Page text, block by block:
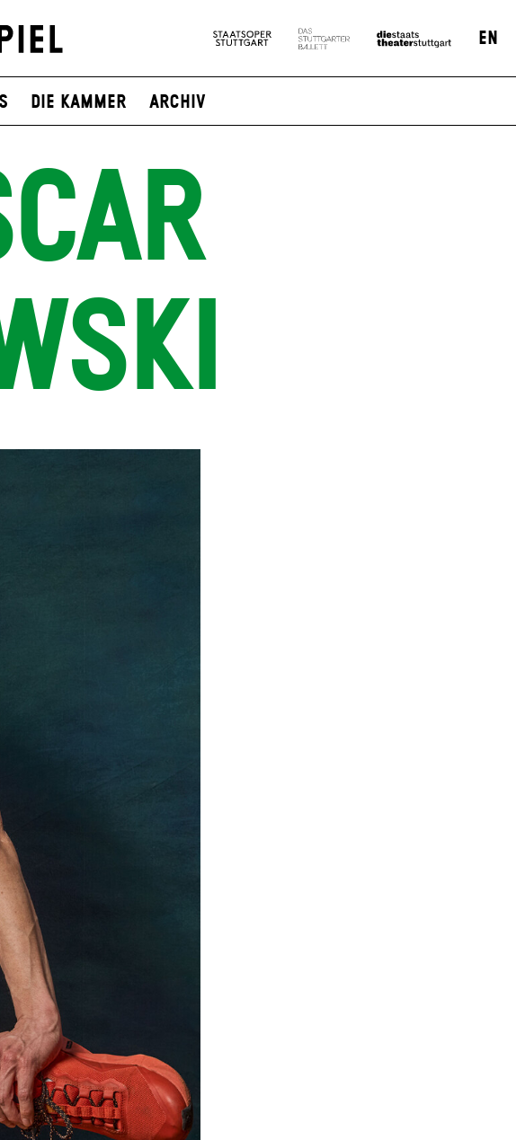
EN
Die Kammer Archiv